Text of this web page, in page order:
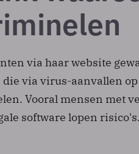
via haar website
via virus-aanvallen
Vooral mensen met
software lopen risico's.